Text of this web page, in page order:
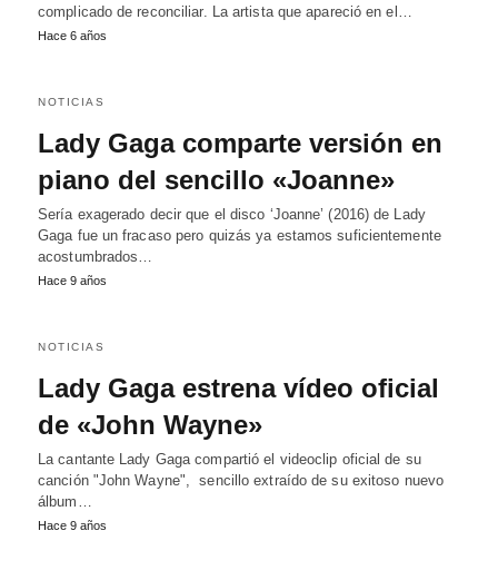
complicado de reconciliar. La artista que apareció en el…
Hace 6 años
NOTICIAS
Lady Gaga comparte versión en
piano del sencillo «Joanne»
Sería exagerado decir que el disco ‘Joanne’ (2016) de Lady
Gaga fue un fracaso pero quizás ya estamos suficientemente
acostumbrados…
Hace 9 años
NOTICIAS
Lady Gaga estrena vídeo oficial
de «John Wayne»
La cantante Lady Gaga compartió el videoclip oficial de su
canción "John Wayne", sencillo extraído de su exitoso nuevo
álbum…
Hace 9 años